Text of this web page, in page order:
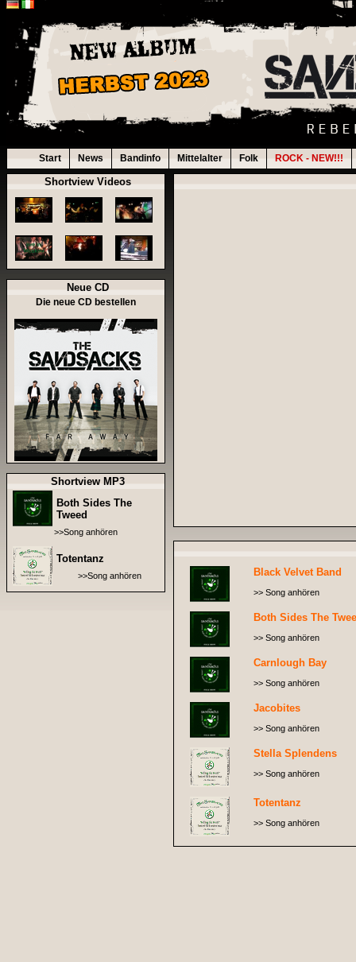
Start News Bandinfo Mittelalter Folk ROCK - NEW!!!
Shortview Videos
Neue CD
Die neue CD bestellen
Shortview MP3
Both Sides The
Tweed
>>Song anhören
Totentanz
>>Song anhören Black Velvet Band
>> Song anhören
Both Sides The
>> Song anhören
Carnlough Bay
>> Song anhören
Jacobites
>> Song anhören
Stella Splendens
>> Song anhören
Totentanz
>> Song anhören